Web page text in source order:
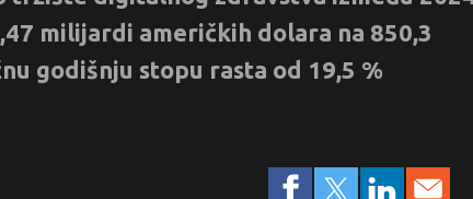
milijardi američkih dolara na 850,3
godišnju stopu rasta od 19,5 %